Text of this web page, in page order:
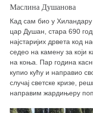
Маслина Душанова
Кад сам био у Хиландару
цар Душан, стара 690
најстаријих дрвета код
седео на камену за који
на коња. Пар година
купио кућу и направио
случај светске кризе,
направим жардињеру